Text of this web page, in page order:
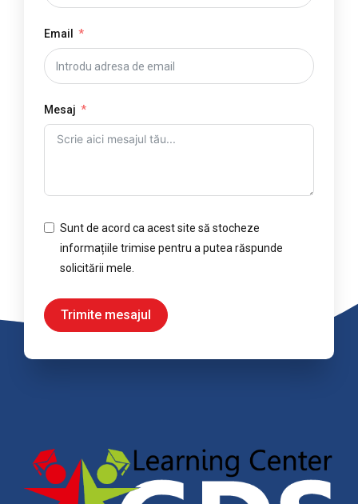
Email
Mesaj
Sunt de acord ca acest site să stocheze
informațiile trimise pentru a putea răspunde
solicitării mele.
Trimite mesajul